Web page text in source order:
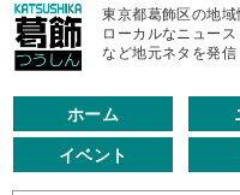
東京都葛飾区の地
ローカルなニュー
など地元ネタを発
ホーム
イベント